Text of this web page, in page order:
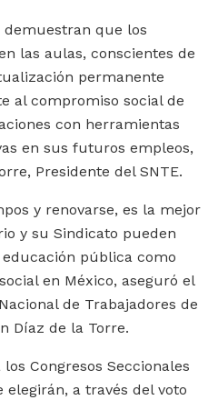
que los
las aulas, conscientes de
permanente
al compromiso social de
con herramientas
en sus futuros empleos,
Presidente del SNTE.
y renovarse, es la mejor
y su Sindicato pueden
pública como
en México, aseguró el
de Trabajadores de
Díaz de la Torre.
Congresos Seccionales
elegirán, a través del voto